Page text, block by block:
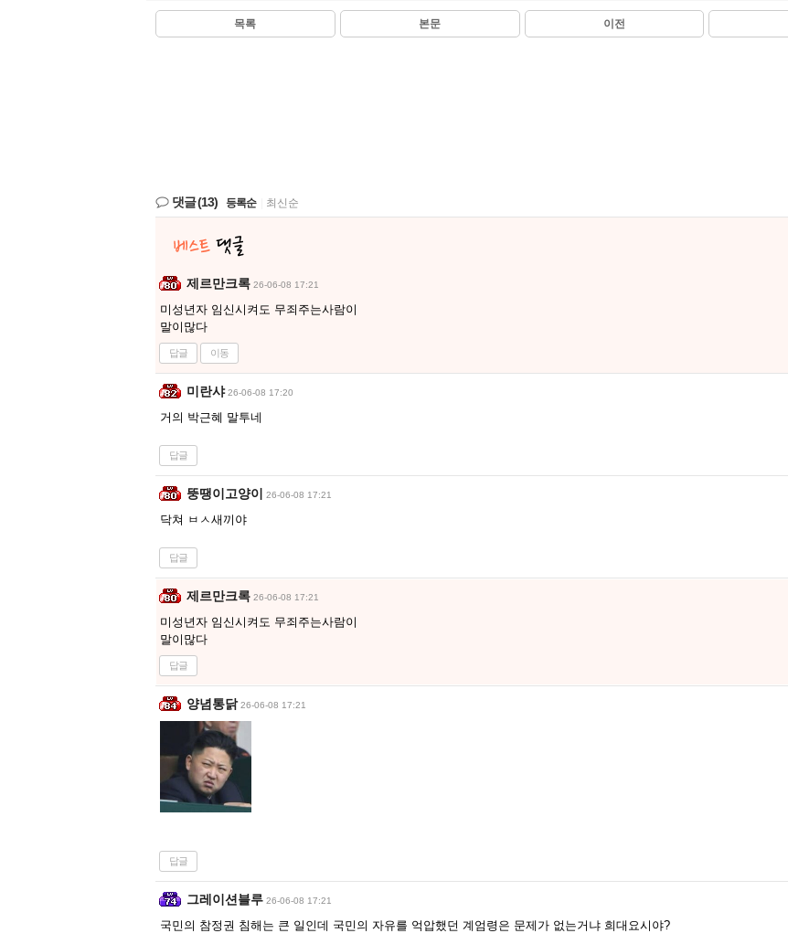
목록 본문 이전
댓글(13) 등록순 최신순
제르만크록 26-06-08 17:21
미성년자 임신시켜도 무죄주는사람이
말이많다
답글 이동
미란샤 26-06-08 17:20
거의 박근혜 말투네
답글
뚱땡이고양이 26-06-08 17:21
닥쳐 ㅂㅅ새끼야
답글
제르만크록 26-06-08 17:21
미성년자 임신시켜도 무죄주는사람이
말이많다
답글
양념통닭 26-06-08 17:21
답글
그레이션블루 26-06-08 17:21
국민의 참정권 침해는 큰 일인데 국민의 자유를 억압했던 계엄령은 문제가 없는거냐 희대요시야?